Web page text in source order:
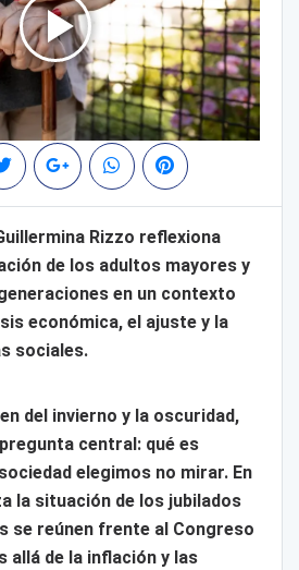
Rizzo reflexiona
de los adultos mayores y
en un contexto
económica, el ajuste y la
sociales.
del invierno y la oscuridad,
central: qué es
elegimos no mirar. En
la situación de los jubilados
se reúnen frente al Congreso
allá de la inflación y las